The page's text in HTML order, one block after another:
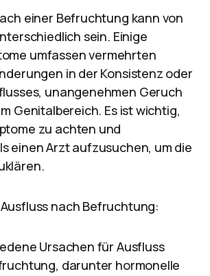
einer Befruchtung kann von
sein. Einige
umfassen vermehrten
in der Konsistenz oder
unangenehmen Geruch
Genitalbereich. Es ist wichtig,
zu achten und
einen Arzt aufzusuchen, um die
nach Befruchtung:
Ursachen für Ausfluss
darunter hormonelle